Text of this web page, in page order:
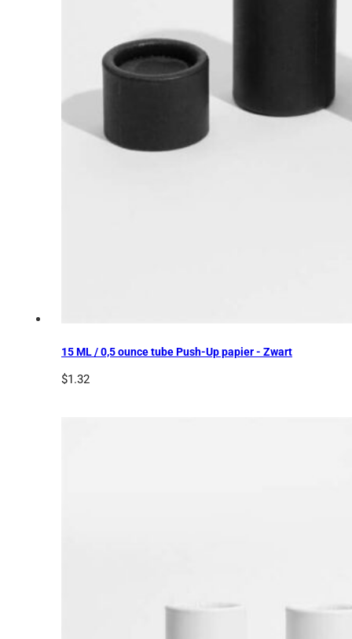
15 ML / 0,5 ounce tube Push-Up papier - Zwart
$1.32